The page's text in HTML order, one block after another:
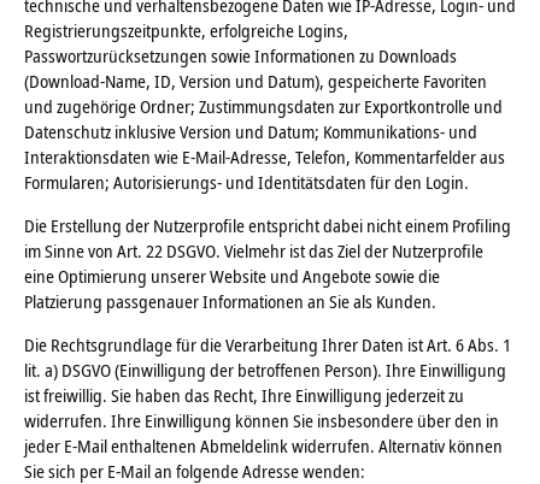
technische und verhaltensbezogene Daten wie IP-Adresse, Login- und
Registrierungszeitpunkte, erfolgreiche Logins,
Passwortzurücksetzungen sowie Informationen zu Downloads
(Download-Name, ID, Version und Datum), gespeicherte Favoriten
und zugehörige Ordner; Zustimmungsdaten zur Exportkontrolle und
Datenschutz inklusive Version und Datum; Kommunikations- und
Interaktionsdaten wie E-Mail-Adresse, Telefon, Kommentarfelder aus
Formularen; Autorisierungs- und Identitätsdaten für den Login.
Die Erstellung der Nutzerprofile entspricht dabei nicht einem Profiling
im Sinne von Art. 22 DSGVO. Vielmehr ist das Ziel der Nutzerprofile
eine Optimierung unserer Website und Angebote sowie die
Platzierung passgenauer Informationen an Sie als Kunden.
Die Rechtsgrundlage für die Verarbeitung Ihrer Daten ist Art. 6 Abs. 1
lit. a) DSGVO (Einwilligung der betroffenen Person). Ihre Einwilligung
ist freiwillig. Sie haben das Recht, Ihre Einwilligung jederzeit zu
widerrufen. Ihre Einwilligung können Sie insbesondere über den in
jeder E-Mail enthaltenen Abmeldelink widerrufen. Alternativ können
Sie sich per E-Mail an folgende Adresse wenden: